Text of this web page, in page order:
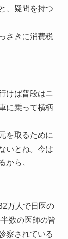
、疑問を持つ
さきに消費税
けば普段はニ
に乗って横柄
を取るために
いとね。今は
から。
万人で日医の
数の医師の皆
察されている